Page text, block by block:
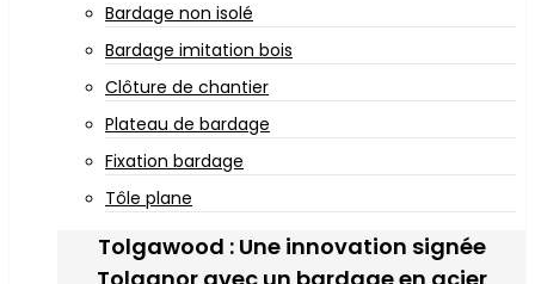
Bardage non isolé
Bardage imitation bois
Clôture de chantier
Plateau de bardage
Fixation bardage
Tôle plane
Tolgawood : Une innovation signée